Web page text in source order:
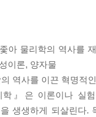
아 물리학의 역사를
이론, 양자물
역사를 이끈 혁명적
』은 이론이나 실
생생하게 되살린다